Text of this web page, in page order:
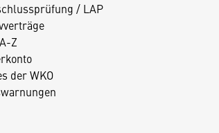
/ LAP
Z
der WKO